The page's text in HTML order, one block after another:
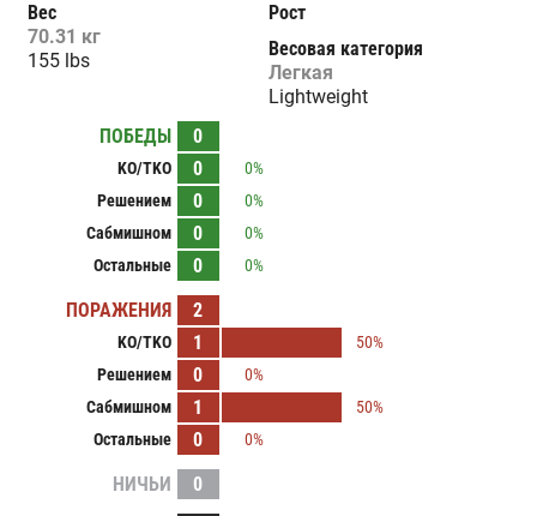
Вес
70.31 кг
155 lbs
Рост
Весовая категория
Легкая
Lightweight
ПОБЕДЫ
0
KO/TKO 0
0%
Решением
0
0%
Сабмишном
0
0%
Остальные
0 0%
ПОРАЖЕНИЯ 2
KO/TKO 1
50%
Решением
0
0%
Сабмишном
1
50%
Остальные
0 0%
НИЧЬИ
0